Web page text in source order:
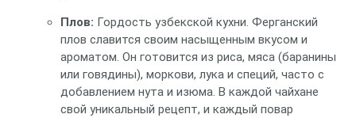
Плов: Гордость узбекской кухни. Ферганский
плов славится своим насыщенным вкусом и
ароматом. Он готовится из риса, мяса (баранины
или говядины), моркови, лука и специй, часто с
добавлением нута и изюма. В каждой чайхане
свой уникальный рецепт, и каждый повар